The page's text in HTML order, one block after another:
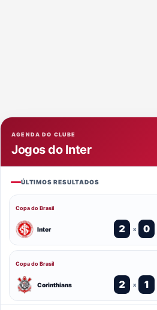
AGENDA DO CLUBE
Jogos do Inter
ÚLTIMOS RESULTADOS
Copa do Brasil
Inter 2 x 0
Copa do Brasil
Corinthians 2 x 1